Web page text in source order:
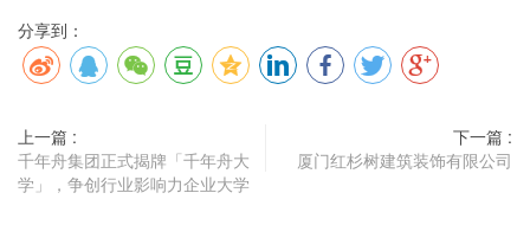
分享到：
上一篇 :
千年舟集团正式揭牌「千年舟大
学」，争创行业影响力企业大学
下一篇 :
厦门红杉树建筑装饰有限公司